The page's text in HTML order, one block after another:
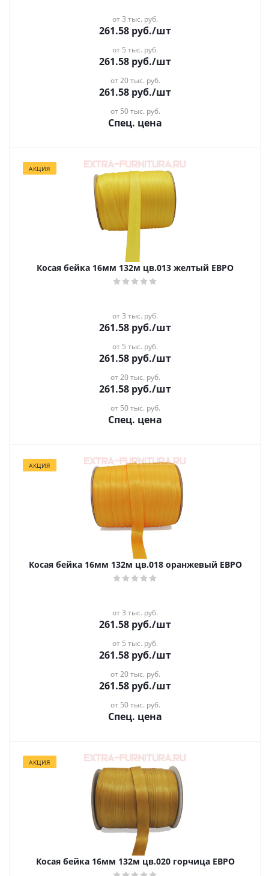
от 3 тыс. руб.
261.58 руб./шт
от 5 тыс. руб.
261.58 руб./шт
от 20 тыс. руб.
261.58 руб./шт
от 50 тыс. руб.
Спец. цена
АКЦИЯ
Косая бейка 16мм 132м цв.013 желтый ЕВРО
от 3 тыс. руб.
261.58 руб./шт
от 5 тыс. руб.
261.58 руб./шт
от 20 тыс. руб.
261.58 руб./шт
от 50 тыс. руб.
Спец. цена
АКЦИЯ
Косая бейка 16мм 132м цв.018 оранжевый ЕВРО
от 3 тыс. руб.
261.58 руб./шт
от 5 тыс. руб.
261.58 руб./шт
от 20 тыс. руб.
261.58 руб./шт
от 50 тыс. руб.
Спец. цена
АКЦИЯ
Косая бейка 16мм 132м цв.020 горчица ЕВРО